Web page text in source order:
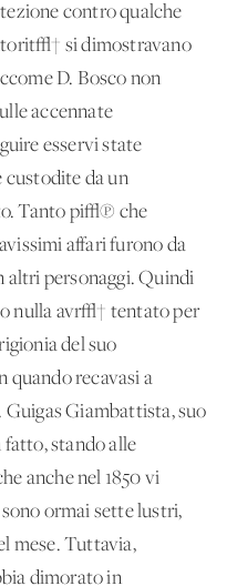
contro qualche
si dimostravano
D. Bosco non
accennate
esservi state
custodite da un
Tanto pi√π che
affari furono da
altri personaggi. Quindi
nulla avr√† tentato per
del suo
quando recavasi a
Guigas Giambattista, suo
stando alle
anche nel 1850 vi
ormai sette lustri,
mese. Tuttavia,
dimorato in